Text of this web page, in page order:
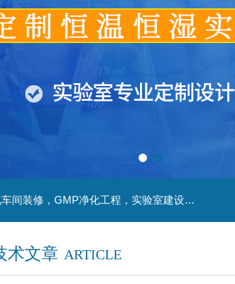
主营产品：实验室装修，实验室设计，洁净室，净化车间装修，GMP净化工程，实验室建设，动物房实验室，理化实验室
术文章 ARTICLE